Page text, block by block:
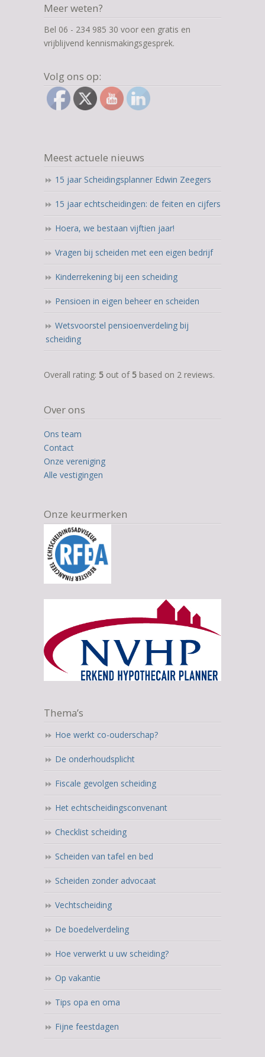
Meer weten?
Bel 06 - 234 985 30 voor een gratis en
vrijblijvend kennismakingsgesprek.
Volg ons op:
Meest actuele nieuws
15 jaar Scheidingsplanner Edwin Zeegers
15 jaar echtscheidingen: de feiten en cijfers
Hoera, we bestaan vijftien jaar!
Vragen bij scheiden met een eigen bedrijf
Kinderrekening bij een scheiding
Pensioen in eigen beheer en scheiden
Wetsvoorstel pensioenverdeling bij
scheiding
5,0
on
12.345
ratings
Overall rating: 5 out of 5 based on 2 reviews.
Over ons
Ons team
Contact
Onze vereniging
Alle vestigingen
Onze keurmerken
Thema’s
Hoe werkt co-ouderschap?
De onderhoudsplicht
Fiscale gevolgen scheiding
Het echtscheidingsconvenant
Checklist scheiding
Scheiden van tafel en bed
Scheiden zonder advocaat
Vechtscheiding
De boedelverdeling
Hoe verwerkt u uw scheiding?
Op vakantie
Tips opa en oma
Fijne feestdagen